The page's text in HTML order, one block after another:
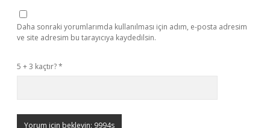
Daha sonraki yorumlarımda kullanılması için adım, e-posta adresim
ve site adresim bu tarayıcıya kaydedilsin.
5 + 3 kaçtır?*